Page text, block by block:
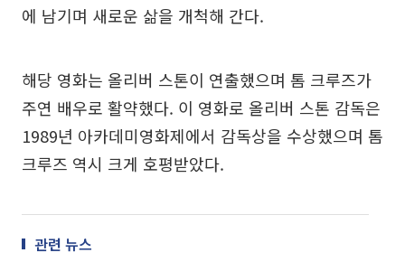
에 남기며 새로운 삶을 개척해 간다.
해당 영화는 올리버 스톤이 연출했으며 톰 크루즈가
주연 배우로 활약했다. 이 영화로 올리버 스톤 감독은
1989년 아카데미영화제에서 감독상을 수상했으며 톰
크루즈 역시 크게 호평받았다.
관련 뉴스